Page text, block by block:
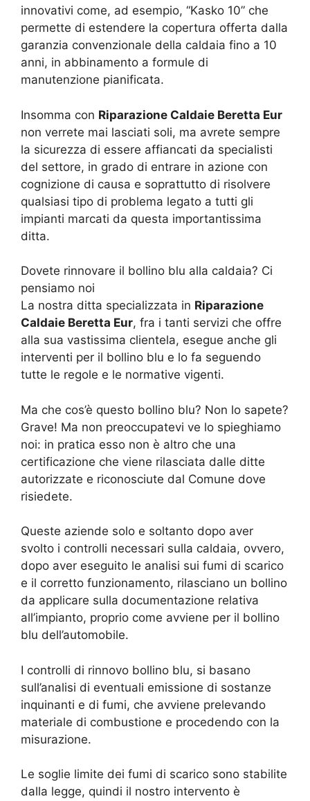
innovativi come, ad esempio, “Kasko 10” che
permette di estendere la copertura offerta dalla
garanzia convenzionale della caldaia fino a 10
anni, in abbinamento a formule di
manutenzione pianificata.
Insomma con Riparazione Caldaie Beretta Eur
non verrete mai lasciati soli, ma avrete sempre
la sicurezza di essere affiancati da specialisti
del settore, in grado di entrare in azione con
cognizione di causa e soprattutto di risolvere
qualsiasi tipo di problema legato a tutti gli
impianti marcati da questa importantissima
ditta.
Dovete rinnovare il bollino blu alla caldaia? Ci
pensiamo noi
La nostra ditta specializzata in Riparazione
Caldaie Beretta Eur, fra i tanti servizi che offre
alla sua vastissima clientela, esegue anche gli
interventi per il bollino blu e lo fa seguendo
tutte le regole e le normative vigenti.
Ma che cos’è questo bollino blu? Non lo sapete?
Grave! Ma non preoccupatevi ve lo spieghiamo
noi: in pratica esso non è altro che una
certificazione che viene rilasciata dalle ditte
autorizzate e riconosciute dal Comune dove
risiedete.
Queste aziende solo e soltanto dopo aver
svolto i controlli necessari sulla caldaia, ovvero,
dopo aver eseguito le analisi sui fumi di scarico
e il corretto funzionamento, rilasciano un bollino
da applicare sulla documentazione relativa
all’impianto, proprio come avviene per il bollino
blu dell’automobile.
I controlli di rinnovo bollino blu, si basano
sull’analisi di eventuali emissione di sostanze
inquinanti e di fumi, che avviene prelevando
materiale di combustione e procedendo con la
misurazione.
Le soglie limite dei fumi di scarico sono stabilite
dalla legge, quindi il nostro intervento è